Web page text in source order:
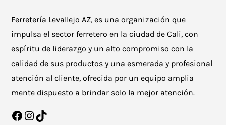
Ferretería Levallejo AZ, es una organización que
impulsa el sector ferretero en la ciudad de Cali, con
espíritu de liderazgo y un alto compromiso con la
calidad de sus productos y una esmerada y profesional
atención al cliente, ofrecida por un equipo amplia
mente dispuesto a brindar solo la mejor atención.
Facebook
Instagram
TikTok